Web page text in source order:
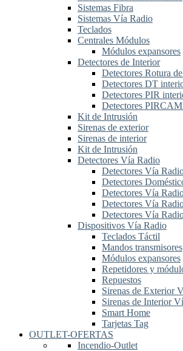
Sistemas Fibra
Sistemas Vía Radio
Teclados
Centrales Módulos
Módulos expansores
Detectores de Interior
Detectores Rotura
Detectores DT
Detectores PIR
Detectores
Kit de Intrusión
Sirenas de exterior
Sirenas de interior
Kit de Intrusión
Detectores Vía Radio
Detectores Vía
Detectores
Detectores Vía
Detectores Vía
Detectores Vía
Dispositivos Vía Radio
Teclados Táctil
Mandos transmisores
Módulos expansores
Repetidores y
Repuestos
Sirenas de Exterior
Sirenas de Interior
Smart Home
Tarjetas Tag
OUTLET-OFERTAS
Incendio-Outlet